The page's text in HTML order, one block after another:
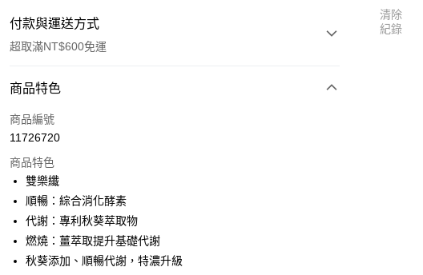
付款與運送方式
超取滿NT$600免運
付款方式
信用卡一次付款
LINE Pay
Apple Pay
街口支付
悠遊付
商品特色
商品編號
11726720
商品特色
雙樂纖
順暢：綜合消化酵素
代謝：專利秋葵萃取物
燃燒：薑萃取提升基礎代謝
秋葵添加、順暢代謝，特濃升級
清除
紀錄